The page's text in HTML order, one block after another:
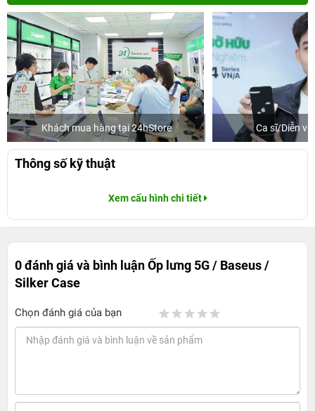
Khách mua hàng tại 24hStore Ca sĩ/Diễn
Thông số kỹ thuật
Xem cấu hình chi tiết
0 đánh giá và bình luậnỐp lưng 5G / Baseus /
Silker Case
Chọn đánh giá của bạn